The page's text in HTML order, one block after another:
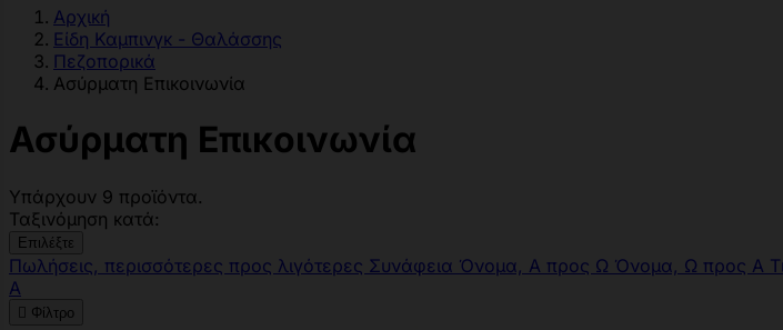
Αρχική
Είδη Καμπινγκ - Θαλάσσης
Πεζοπορικά
Ασύρματη Επικοινωνία
Ασύρματη Επικοινωνία
Υπάρχουν 9 προϊόντα.
Ταξινόμηση κατά:
Επιλέξτε
Πωλήσεις, περισσότερες προς λιγότερες Συνάφεια Όνομα, Α προς Ω Όνομα, Ω προς Α
Α
 Φίλτρο